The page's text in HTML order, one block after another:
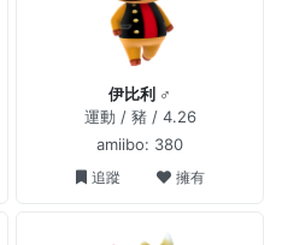
伊比利 ♂
運動 / 豬 / 4.26
amiibo: 380
追蹤 擁有